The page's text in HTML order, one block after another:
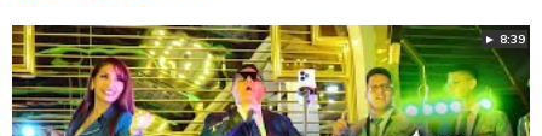
► 8:39